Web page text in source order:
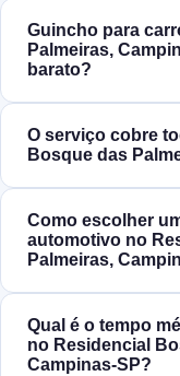
Guincho para
Palmeiras,
barato?
O serviço cobre
Bosque das
Como escolher
automotivo no
Palmeiras,
Qual é o tempo
no Residencial
Campinas‑SP?